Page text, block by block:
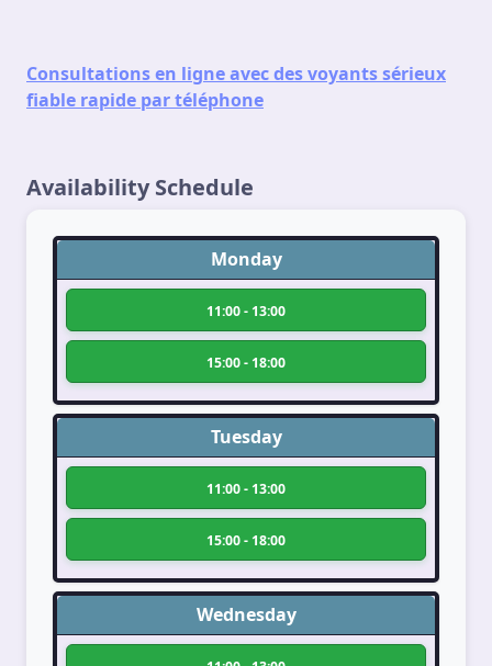
Consultations en ligne avec des voyants sérieux
fiable rapide par téléphone
Availability Schedule
Monday
11:00 - 13:00
15:00 - 18:00
Tuesday
11:00 - 13:00
15:00 - 18:00
Wednesday